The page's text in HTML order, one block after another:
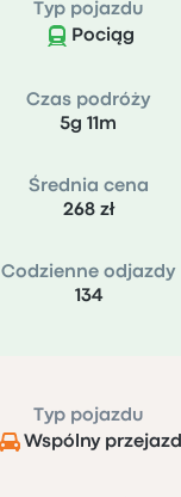
Typ pojazdu
Pociąg
Czas podróży
5g 11m
Średnia cena
268 zł
Codzienne odjazdy
134
Typ pojazdu
Wspólny przejazd